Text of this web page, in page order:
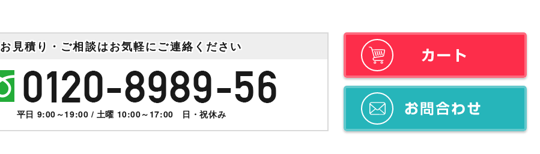
お見積り・ご相談はお気軽にご連絡ください
平日 9:00～19:00 / 土曜 10:00～17:00 日・祝休み